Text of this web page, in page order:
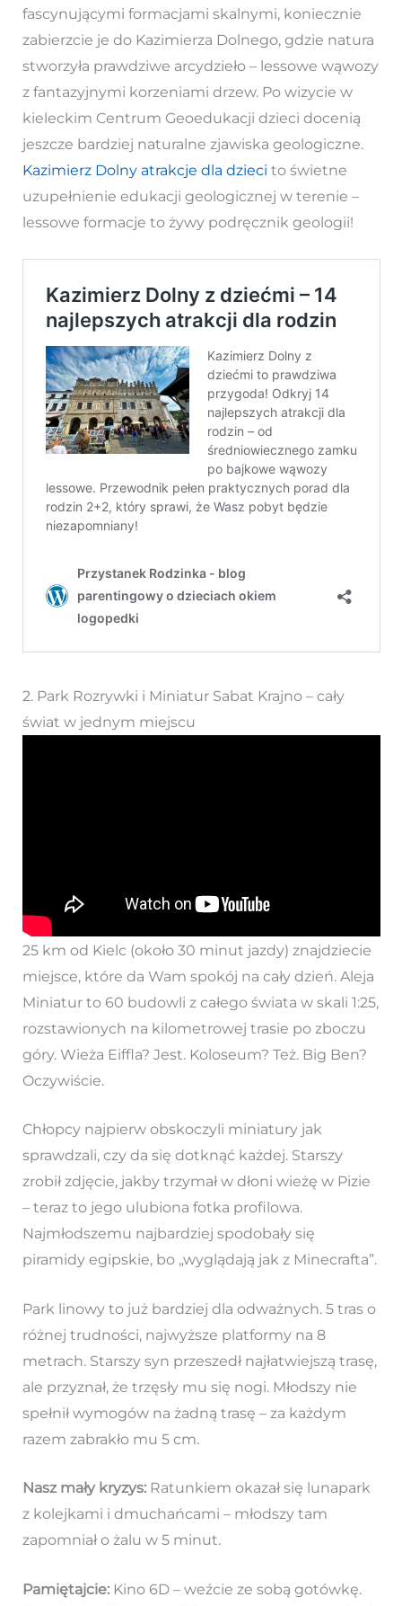
fascynującymi formacjami skalnymi, koniecznie
zabierzcie je do Kazimierza Dolnego, gdzie natura
stworzyła prawdziwe arcydzieło – lessowe wąwozy
z fantazyjnymi korzeniami drzew. Po wizycie w
kieleckim Centrum Geoedukacji dzieci docenią
jeszcze bardziej naturalne zjawiska geologiczne.
Kazimierz Dolny atrakcje dla dzieci to świetne
uzupełnienie edukacji geologicznej w terenie –
lessowe formacje to żywy podręcznik geologii!
2. Park Rozrywki i Miniatur Sabat Krajno – cały
świat w jednym miejscu
25 km od Kielc (około 30 minut jazdy) znajdziecie
miejsce, które da Wam spokój na cały dzień. Aleja
Miniatur to 60 budowli z całego świata w skali 1:25,
rozstawionych na kilometrowej trasie po zboczu
góry. Wieża Eiffla? Jest. Koloseum? Też. Big Ben?
Oczywiście.
Chłopcy najpierw obskoczyli miniatury jak
sprawdzali, czy da się dotknąć każdej. Starszy
zrobił zdjęcie, jakby trzymał w dłoni wieżę w Pizie
– teraz to jego ulubiona fotka profilowa.
Najmłodszemu najbardziej spodobały się
piramidy egipskie, bo „wyglądają jak z Minecrafta”.
Park linowy to już bardziej dla odważnych. 5 tras o
różnej trudności, najwyższe platformy na 8
metrach. Starszy syn przeszedł najłatwiejszą trasę,
ale przyznał, że trzęsły mu się nogi. Młodszy nie
spełnił wymogów na żadną trasę – za każdym
razem zabrakło mu 5 cm.
Nasz mały kryzys:Ratunkiem okazał się lunapark
z kolejkami i dmuchańcami – młodszy tam
zapomniał o żalu w 5 minut.
Pamiętajcie:Kino 6D – weźcie ze sobą gotówkę.